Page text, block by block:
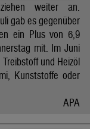
weiter an.
gab es gegenüber
ein Plus von 6,9
mit. Im Juni
und Heizöl
Kunststoffe oder
APA